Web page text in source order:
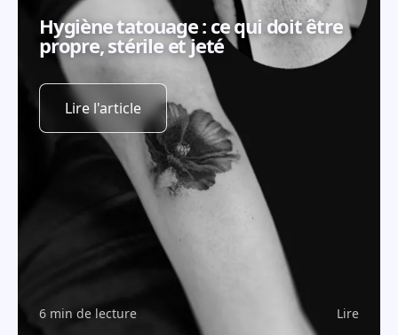
Hygiène tatouage : ce qui doit être
propre, stérile et jeté
Lire l'article
6 min de lecture Lire